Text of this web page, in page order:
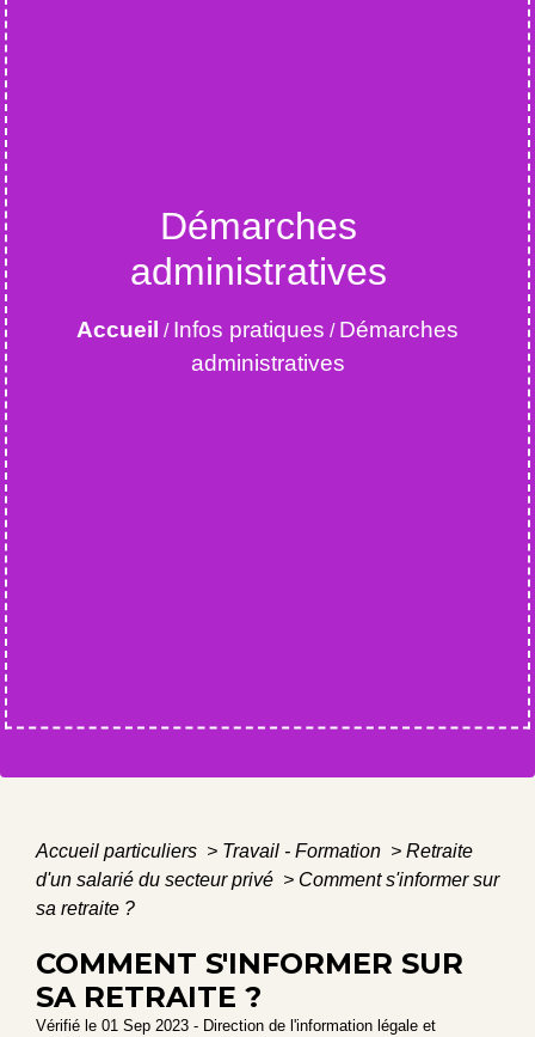
Démarches
administratives
Accueil / Infos pratiques / Démarches
administratives
Accueil particuliers > Travail - Formation > Retraite
d'un salarié du secteur privé > Comment s'informer sur
sa retraite ?
COMMENT S'INFORMER SUR
SA RETRAITE ?
Vérifié le 01 Sep 2023 - Direction de l'information légale et